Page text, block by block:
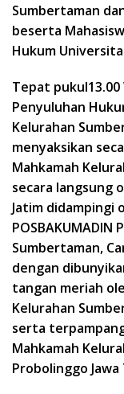
Sumbertaman
beserta
Hukum
Tepat pukul13.00
Penyuluhan
Kelurahan
menyaksikan
Mahkamah
secara langsung
Jatim didampingi
Sumbertaman,
dengan
tangan meriah
Kelurahan
serta
Mahkamah
Probolinggo Jawa